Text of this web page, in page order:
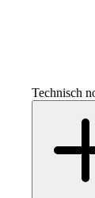
Technisch